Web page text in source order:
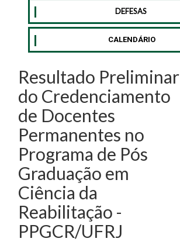
DEFESAS
CALENDÁRIO
Resultado Preliminar
do Credenciamento
de Docentes
Permanentes no
Programa de Pós
Graduação em
Ciência da
Reabilitação -
PPGCR/UFRJ